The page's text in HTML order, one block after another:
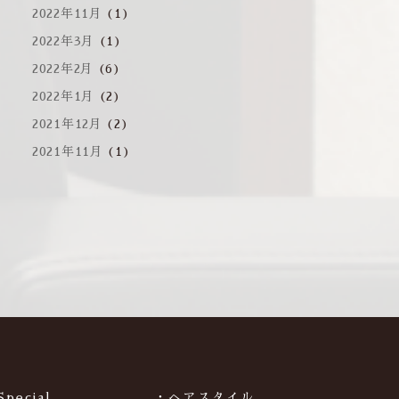
2022年11月 (1)
2022年3月 (1)
2022年2月 (6)
2022年1月 (2)
2021年12月 (2)
2021年11月 (1)